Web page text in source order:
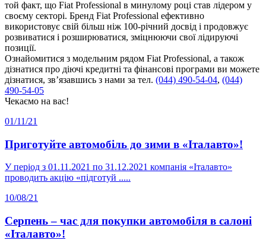
той факт, що Fiat Professional в минулому році став лідером у
своєму секторі. Бренд Fiat Professional ефективно
використовує свій більш ніж 100-річний досвід і продовжує
розвиватися і розширюватися, зміцнюючи свої лідируючі
позиції.
Ознайомитися з модельним рядом Fiat Professional, а також
дізнатися про діючі кредитні та фінансові програми ви можете
дізнатися, зв’язавшись з нами за тел. (044) 490-54-04, (044)
490-54-05
Чекаємо на вас!
01/11/21
Приготуйте автомобіль до зими в «Італавто»!
У період з 01.11.2021 по 31.12.2021 компанія «Італавто»
проводить акцію «підготуй .....
10/08/21
Серпень – час для покупки автомобіля в салоні
«Італавто»!